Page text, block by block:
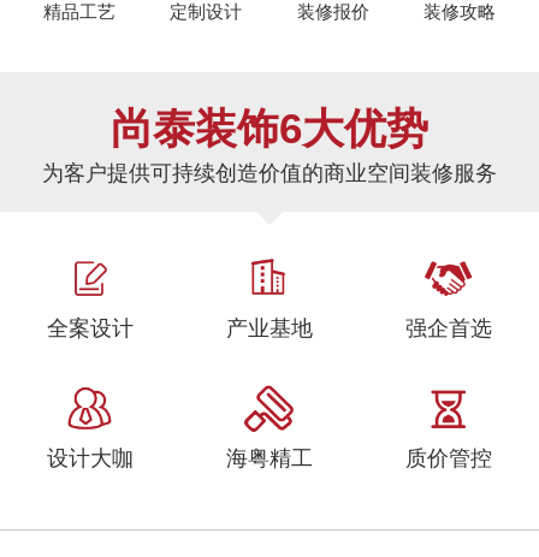
精品工艺 定制设计 装修报价 装修攻略
尚泰装饰6大优势
为客户提供可持续创造价值的商业空间装修服务
全案设计 产业基地 强企首选
设计大咖 海粤精工 质价管控